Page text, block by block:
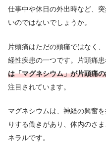
仕事中や休日の外出時など、
いのではないでしょうか。
片頭痛はただの頭痛ではなく
経性疾患の一つです。片頭痛
は「マグネシウム」が片頭痛
注目されています。
マグネシウムは、神経の興奮
りする働きがあり、体内のさ
ネラルです。